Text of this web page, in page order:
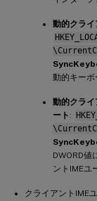
動的クライ
動的キーボ
動的クラ
ート :
DWORD値
ントIMEユ
クライアントIME